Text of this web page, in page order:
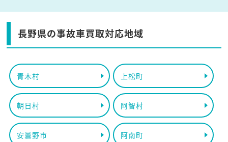
長野県の事故車買取対応地域
青木村 上松町
朝日村 阿智村
安曇野市 阿南町